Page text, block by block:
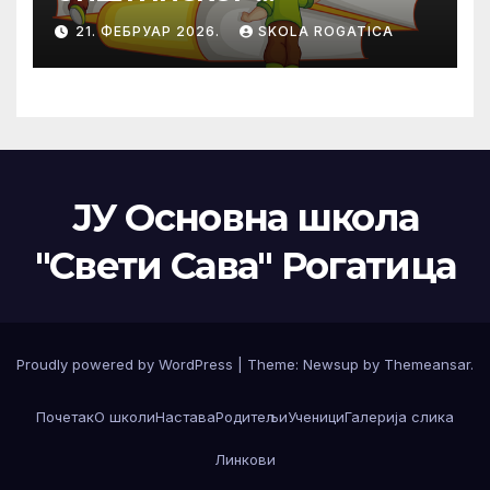
ТАКМИЧЕЊА ИЗ
ПРАВОСЛАВНЕ
ВЈЕРОНАУКЕ
21. ФЕБРУАР 2026. SKOLA ROGATICA
ЈУ Основна школа
"Свети Сава" Рогатица
Proudly powered by WordPress Theme: Newsup by Themeansar.
ПочетакО школиНаставаРодитељиУченициГалерија слика
Линкови